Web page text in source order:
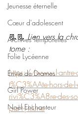
Jeunesse éternelle
Cœur d'adolescent
Archives Temporelles
Folie Lycéenne
Envie de Drames
Girl Power
Noël Enchanteur
📃📃 Lien vers la
tome :
https://www.l-
t%C3%AAte-hors-de-
rivi%C3%A8re-des-
par-t-j-klune